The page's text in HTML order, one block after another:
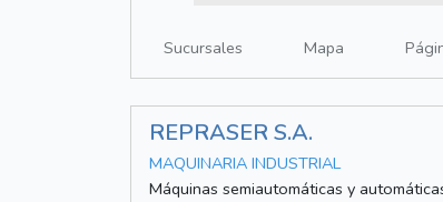
Sucursales Mapa
REPRASER S.A.
MAQUINARIA INDUSTRIAL
Máquinas semiautomáticas y